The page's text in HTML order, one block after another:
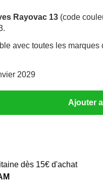
Rayovac 13 (code
avec toutes les
2029
Ajouter
dès 15€ d'achat